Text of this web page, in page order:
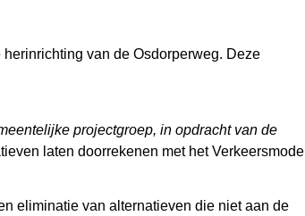
van de Osdorperweg. Deze
projectgroep, in opdracht van de
laten doorrekenen met het Verkeersmodel
eliminatie van alternatieven die niet aan de